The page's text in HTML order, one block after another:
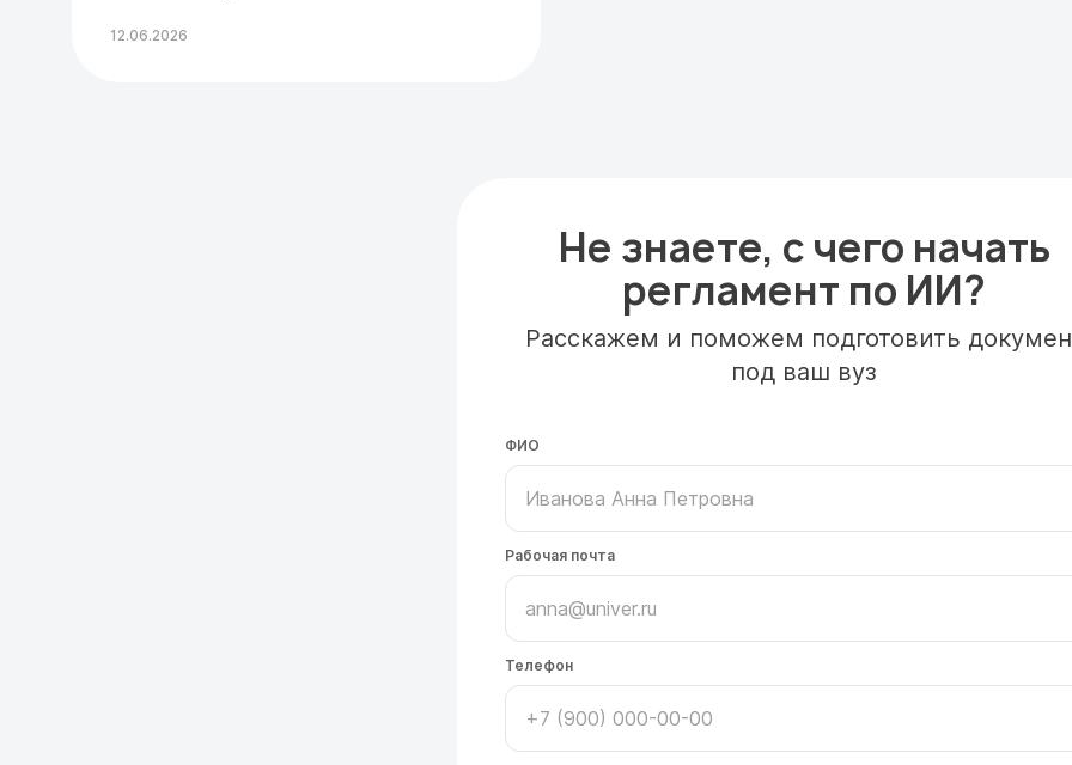
12.06.2026
Не знаете, с чего начать
регламент по ИИ?
Расскажем и поможем подготовить
под ваш вуз
ФИО
Рабочая почта
Телефон